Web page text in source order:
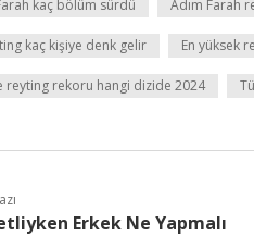
kaç bölüm sürdü Adım Farah
kaç kişiye denk gelir En yüksek
reyting rekoru hangi dizide 2024
Erkek Ne Yapmalı